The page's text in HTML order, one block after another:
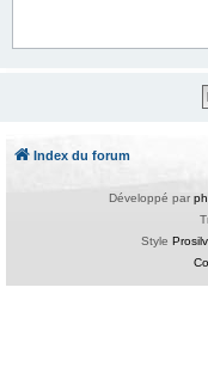
Index du forum
Développé par
Style